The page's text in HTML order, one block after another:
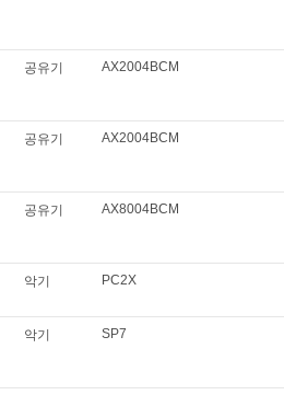
공유기 AX2004BCM
공유기 AX2004BCM
공유기 AX8004BCM
악기 PC2X
악기 SP7